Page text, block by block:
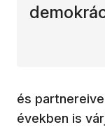
és
években is